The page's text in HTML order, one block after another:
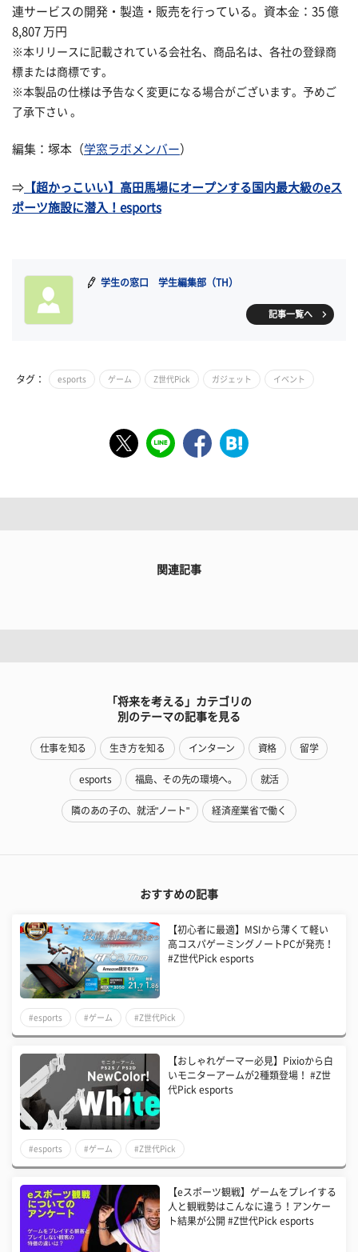
連サービスの開発・製造・販売を⾏っている。資本⾦：35 億
8,807 万円
※本リリースに記載されている会社名、商品名は、各社の登録商
標または商標です。
※本製品の仕様は予告なく変更になる場合がございます。予めご
了承下さい 。
編集：塚本（ 学窓ラボメンバー ）
⇒ 【超かっこいい】高田馬場にオープンする国内最大級のeス
ポーツ施設に潜入！esports
学生の窓口 学生編集部（TH）
記事一覧へ
タグ： esports ゲーム Z世代Pick ガジェット イベント
関連記事
「将来を考える」カテゴリの
別のテーマの記事を見る
仕事を知る 生き方を知る インターン 資格 留学
esports 福島、その先の環境へ。 就活
隣のあの子の、就活"ノート" 経済産業省で働く
おすすめの記事
【初心者に最適】MSIから薄くて軽い
高コスパゲーミングノートPCが発売！
#Z世代Pick esports
#esports #ゲーム #Z世代Pick
【おしゃれゲーマー必見】Pixioから白
いモニターアームが2種類登場！ #Z世
代Pick esports
#esports #ゲーム #Z世代Pick
【eスポーツ観戦】ゲームをプレイする
人と観戦勢はこんなに違う！アンケー
ト結果が公開 #Z世代Pick esports